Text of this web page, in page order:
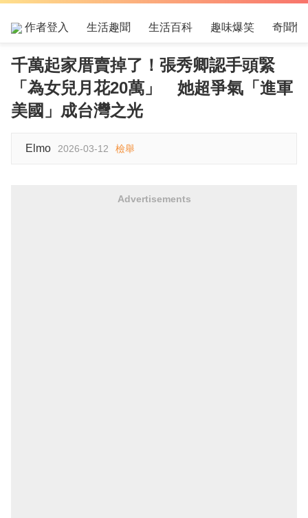
作者登入 生活趣聞 生活百科 趣味爆笑 奇聞怪
千萬起家厝賣掉了！張秀卿認手頭緊
「為女兒月花20萬」 她超爭氣「進軍
美國」成台灣之光
Elmo 2026-03-12 檢舉
Advertisements